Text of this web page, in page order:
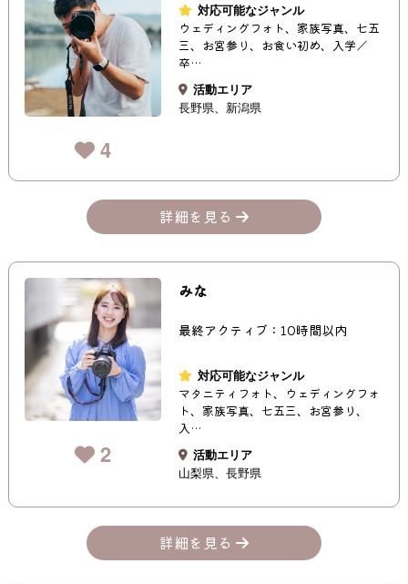
4
対応可能なジャンル
ウェディングフォト、家族写真、七五
三、お宮参り、お食い初め、入学／
卒…
活動エリア
長野県
新潟県
詳細を見る
2
みな
最終アクティブ：10時間以内
対応可能なジャンル
マタニティフォト、ウェディングフォ
ト、家族写真、七五三、お宮参り、
入…
活動エリア
山梨県
長野県
詳細を見る